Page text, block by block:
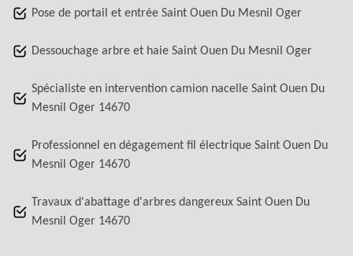
Pose de portail et entrée Saint Ouen Du Mesnil Oger
Dessouchage arbre et haie Saint Ouen Du Mesnil Oger
Spécialiste en intervention camion nacelle Saint Ouen Du
Mesnil Oger 14670
Professionnel en dégagement fil électrique Saint Ouen Du
Mesnil Oger 14670
Travaux d'abattage d'arbres dangereux Saint Ouen Du
Mesnil Oger 14670